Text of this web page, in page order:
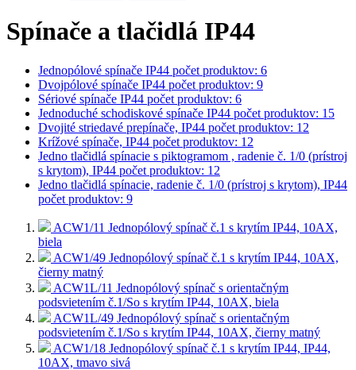
Spínače a tlačidlá IP44
Jednopólové spínače IP44 počet produktov: 6
Dvojpólové spínače IP44 počet produktov: 9
Sériové spínače IP44 počet produktov: 6
Jednoduché schodiskové spínače IP44 počet produktov: 15
Dvojité striedavé prepínače, IP44 počet produktov: 12
Krížové spínače, IP44 počet produktov: 12
Jedno tlačidlá spínacie s piktogramom , radenie č. 1/0 (prístroj
s krytom), IP44 počet produktov: 12
Jedno tlačidlá spínacie, radenie č. 1/0 (prístroj s krytom), IP44
počet produktov: 9
ACW1/11 Jednopólový spínač č.1 s krytím IP44, 10AX,
biela
ACW1/49 Jednopólový spínač č.1 s krytím IP44, 10AX,
čierny matný
ACW1L/11 Jednopólový spínač s orientačným
podsvietením č.1/So s krytím IP44, 10AX, biela
ACW1L/49 Jednopólový spínač s orientačným
podsvietením č.1/So s krytím IP44, 10AX, čierny matný
ACW1/18 Jednopólový spínač č.1 s krytím IP44, IP44,
10AX, tmavo sivá